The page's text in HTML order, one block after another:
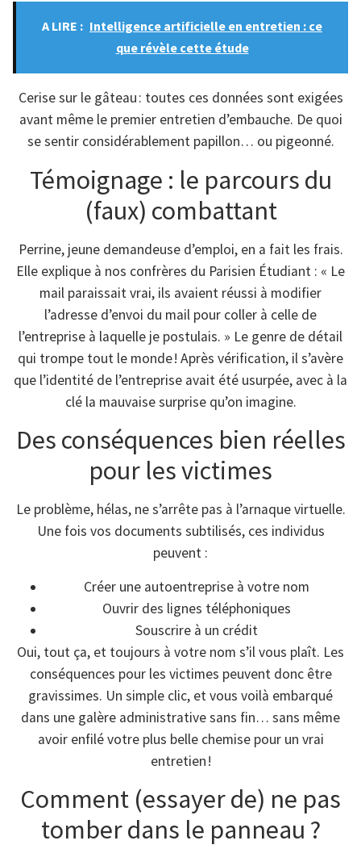
A LIRE : Intelligence artificielle en entretien : ce
que révèle cette étude
Cerise sur le gâteau : toutes ces données sont exigées
avant même le premier entretien d’embauche. De quoi
se sentir considérablement papillon… ou pigeonné.
Témoignage : le parcours du
(faux) combattant
Perrine, jeune demandeuse d’emploi, en a fait les frais.
Elle explique à nos confrères du Parisien Étudiant : « Le
mail paraissait vrai, ils avaient réussi à modifier
l’adresse d’envoi du mail pour coller à celle de
l’entreprise à laquelle je postulais. » Le genre de détail
qui trompe tout le monde ! Après vérification, il s’avère
que l’identité de l’entreprise avait été usurpée, avec à la
clé la mauvaise surprise qu’on imagine.
Des conséquences bien réelles
pour les victimes
Le problème, hélas, ne s’arrête pas à l’arnaque virtuelle.
Une fois vos documents subtilisés, ces individus
peuvent :
Créer une autoentreprise à votre nom
Ouvrir des lignes téléphoniques
Souscrire à un crédit
Oui, tout ça, et toujours à votre nom s’il vous plaît. Les
conséquences pour les victimes peuvent donc être
gravissimes. Un simple clic, et vous voilà embarqué
dans une galère administrative sans fin… sans même
avoir enfilé votre plus belle chemise pour un vrai
entretien !
Comment (essayer de) ne pas
tomber dans le panneau ?